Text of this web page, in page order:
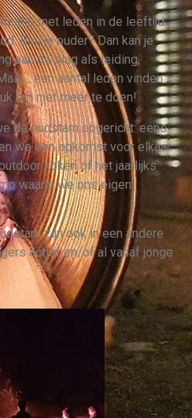
met leden in de leeftijd
Ben je ouder? Dan kan je
aan de slag als leiding,
een aantal leden vinden
om niet meer te doen!
de oudstam opgericht: eens
we een opkomst voor elkaar.
koken of het jaarlijks
waarin we ons eigen
zijn ook in een andere
actief en/of al vanaf jonge